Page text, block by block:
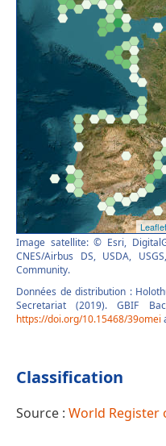
Image satellite: © Esri,
CNES/Airbus DS, USDA,
Community.
Données de distribution :
Secretariat (2019). GBIF
https://doi.org/10.15468/39omei
Classification
Source : World Register